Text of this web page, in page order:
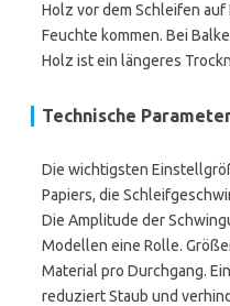
Holz vor dem Schleifen
Feuchte kommen. Bei
Holz ist ein längeres
Technische
Die wichtigsten
Papiers, die
Die Amplitude der
Modellen eine Rolle.
Material pro Durchgang.
reduziert Staub und